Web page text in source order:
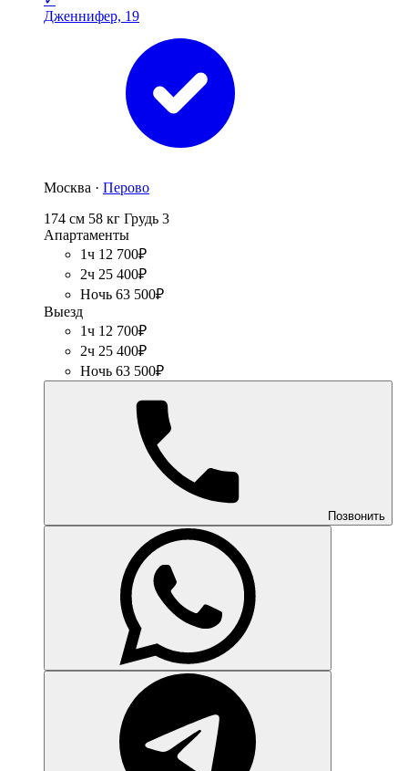
Дженнифер, 19
Москва · Перово
174 см 58 кг Грудь 3
Апартаменты
1ч 12 700₽
2ч 25 400₽
Ночь 63 500₽
Выезд
1ч 12 700₽
2ч 25 400₽
Ночь 63 500₽
Позвонить